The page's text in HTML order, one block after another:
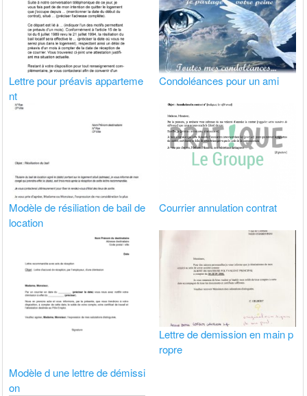
Lettre pour préavis apparteme
nt
Condoléances pour un ami
Modèle de résiliation de bail de
location
Courrier annulation contrat
Modèle d une lettre de démissi
on
Lettre de demission en main p
ropre